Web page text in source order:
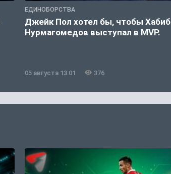
ЕДИНОБОРСТВА
Джейк Пол хотел бы, чтобы Хабиб
Нурмагомедов выступал в MVP.
05 августа 13:01 376